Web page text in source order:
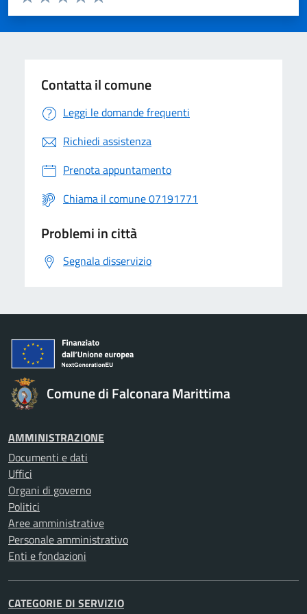
Valuta 5 stelle su 5
Valuta 4 stelle su 5
Valuta 3 stelle su 5
Valuta 2 stelle su 5
Valuta 1 stelle su 5
Contatta il comune
Leggi le domande frequenti
Richiedi assistenza
Prenota appuntamento
Chiama il comune 07191771
Problemi in città
Segnala disservizio
Comune di Falconara Marittima
AMMINISTRAZIONE
Documenti e dati
Uffici
Organi di governo
Politici
Aree amministrative
Personale amministrativo
Enti e fondazioni
CATEGORIE DI SERVIZIO